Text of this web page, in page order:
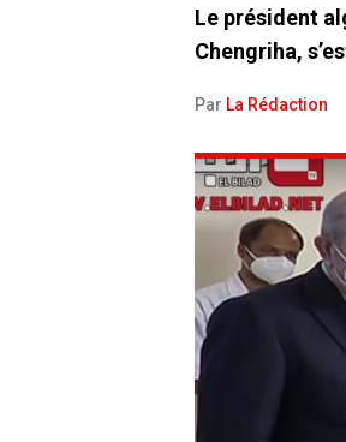
Le président
Chengriha,
Par La Rédaction